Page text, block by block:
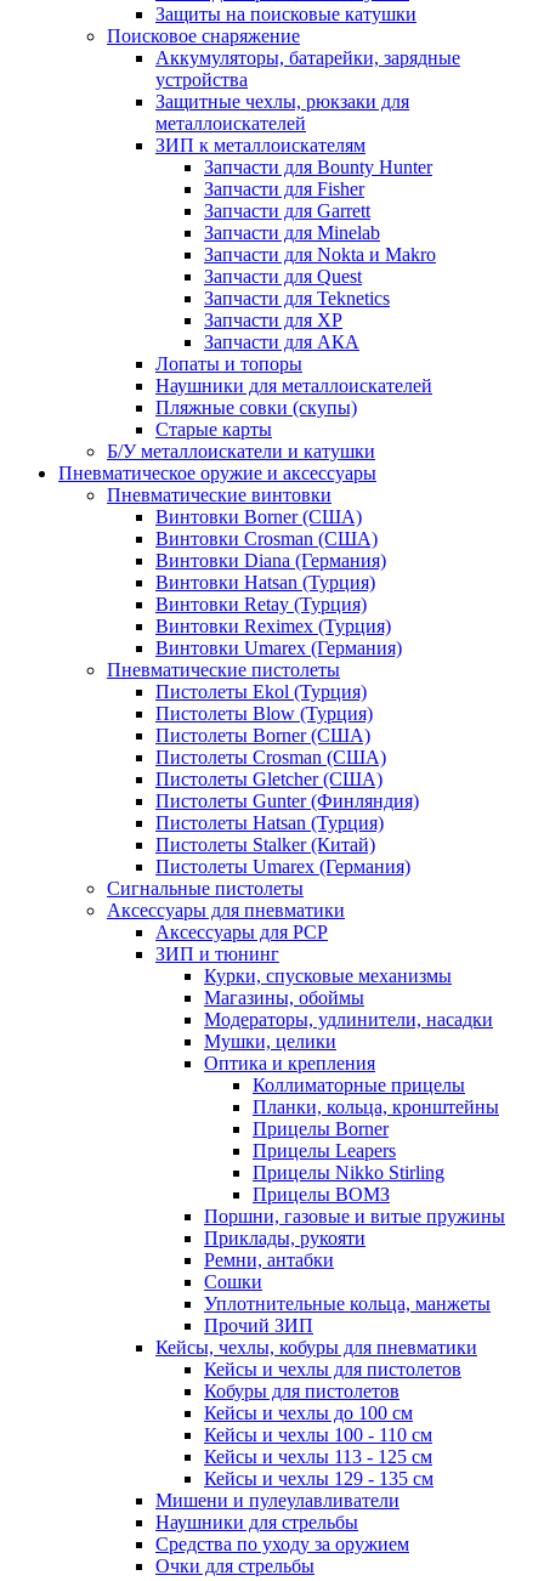
Защиты на поисковые катушки
Поисковое снаряжение
Аккумуляторы, батарейки, зарядные
устройства
Защитные чехлы, рюкзаки для
металлоискателей
ЗИП к металлоискателям
Запчасти для Bounty Hunter
Запчасти для Fisher
Запчасти для Garrett
Запчасти для Minelab
Запчасти для Nokta и Makro
Запчасти для Quest
Запчасти для Teknetics
Запчасти для XP
Запчасти для АКА
Лопаты и топоры
Наушники для металлоискателей
Пляжные совки (скупы)
Старые карты
Б/У металлоискатели и катушки
Пневматическое оружие и аксессуары
Пневматические винтовки
Винтовки Borner (США)
Винтовки Crosman (США)
Винтовки Diana (Германия)
Винтовки Hatsan (Турция)
Винтовки Retay (Турция)
Винтовки Reximex (Турция)
Винтовки Umarex (Германия)
Пневматические пистолеты
Пистолеты Ekol (Турция)
Пистолеты Blow (Турция)
Пистолеты Borner (США)
Пистолеты Crosman (США)
Пистолеты Gletcher (США)
Пистолеты Gunter (Финляндия)
Пистолеты Hatsan (Турция)
Пистолеты Stalker (Китай)
Пистолеты Umarex (Германия)
Сигнальные пистолеты
Аксессуары для пневматики
Аксессуары для PCP
ЗИП и тюнинг
Курки, спусковые механизмы
Магазины, обоймы
Модераторы, удлинители, насадки
Мушки, целики
Оптика и крепления
Коллиматорные прицелы
Планки, кольца, кронштейны
Прицелы Borner
Прицелы Leapers
Прицелы Nikko Stirling
Прицелы ВОМЗ
Поршни, газовые и витые пружины
Приклады, рукояти
Ремни, антабки
Сошки
Уплотнительные кольца, манжеты
Прочий ЗИП
Кейсы, чехлы, кобуры для пневматики
Кейсы и чехлы для пистолетов
Кобуры для пистолетов
Кейсы и чехлы до 100 см
Кейсы и чехлы 100 - 110 см
Кейсы и чехлы 113 - 125 см
Кейсы и чехлы 129 - 135 см
Мишени и пулеулавливатели
Наушники для стрельбы
Средства по уходу за оружием
Очки для стрельбы